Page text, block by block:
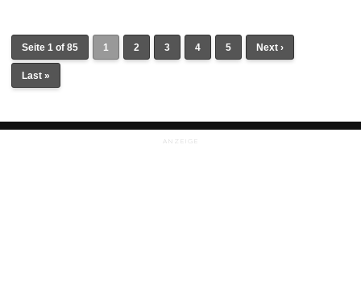
Seite 1 of 85 1 2 3 4 5 Next ›
Last »
ANZEIGE